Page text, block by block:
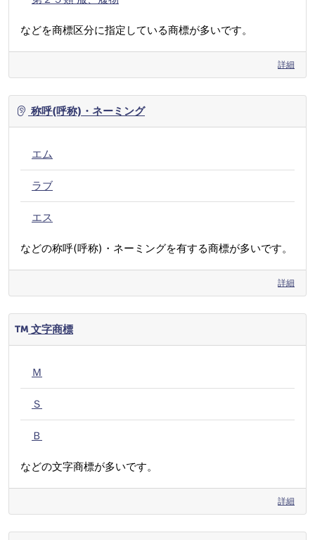
などを商標区分に指定している商標が多いです。
詳細
称呼(呼称)・ネーミング
エム
ラブ
エス
などの称呼(呼称)・ネーミングを有する商標が多いです。
詳細
文字商標
Ｍ
Ｓ
Ｂ
などの文字商標が多いです。
詳細